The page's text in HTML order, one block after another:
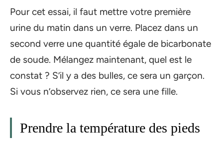
Pour cet essai, il faut mettre votre première
urine du matin dans un verre. Placez dans un
second verre une quantité égale de bicarbonate
de soude. Mélangez maintenant, quel est le
constat ? S’il y a des bulles, ce sera un garçon.
Si vous n’observez rien, ce sera une fille.
Prendre la température des pieds